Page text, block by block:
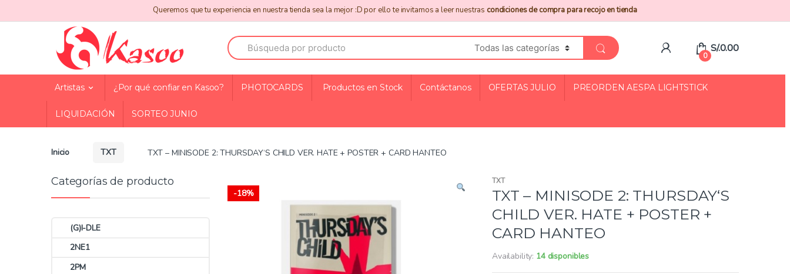
to
to
Queremos que tu experiencia en nuestra tienda sea la mejor :D por ello te invitamos a leer nuestras condiciones de compra para recojo en tienda
Search
for:
0
S/.0.00
Artistas ¿Por qué confiar en Kasoo? PHOTOCARDS Productos en Stock Contáctanos OFERTAS JULIO PREORDEN AESPA LIGHTSTICK
LIQUIDACIÓN SORTEO JUNIO
Inicio TXT TXT – MINISODE 2: THURSDAY‘S CHILD VER. HATE + POSTER + CARD HANTEO
-18%
TXT
TXT – MINISODE 2: THURSDAY‘S
CHILD VER. HATE + POSTER +
CARD HANTEO
Availability: 14 disponibles
Categorías de producto
(G)I-DLE
2NE1
2PM